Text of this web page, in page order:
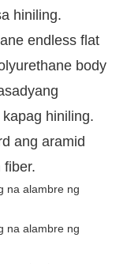
hiniling.
endless flat
body
hiniling.
ang aramid
fiber.